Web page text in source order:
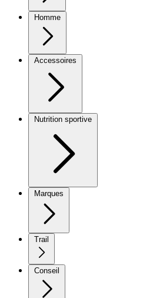
Homme
Accessoires
Nutrition sportive
Marques
Trail
Conseil